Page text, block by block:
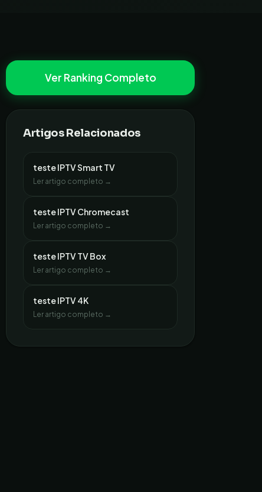
Ver Ranking Completo
Artigos Relacionados
teste IPTV Smart TV
Ler artigo completo →
teste IPTV Chromecast
Ler artigo completo →
teste IPTV TV Box
Ler artigo completo →
teste IPTV 4K
Ler artigo completo →